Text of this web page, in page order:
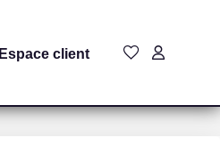
Espace client